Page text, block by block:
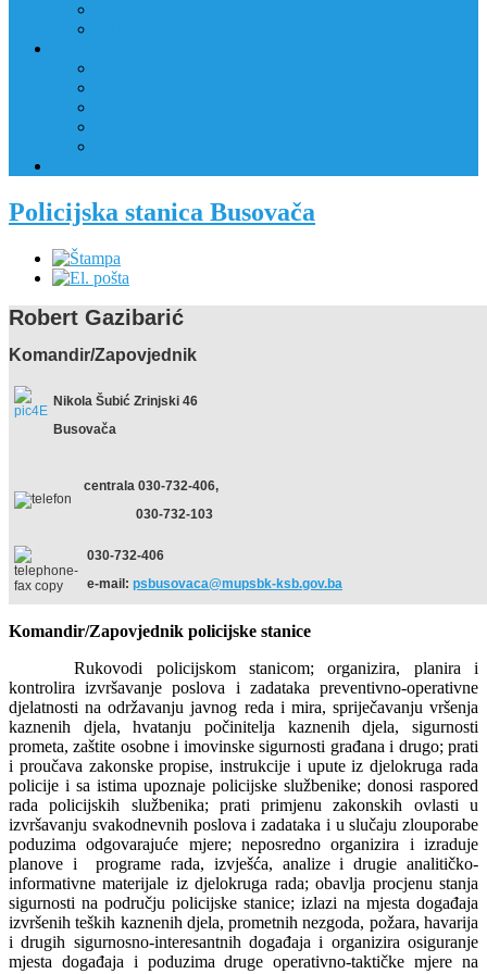
Policijska stanica Busovača
Robert Gazibarić
Komandir/Zapovjednik
Nikola Šubić Zrinjski 46
Busovača
centrala 030-732-406,
030-732-103
030-732-406
e-mail: psbusovaca@mupsbk-ksb.gov.ba
Komandir/Zapovjednik policijske stanice
Rukovodi policijskom stanicom; organizira, planira i
kontrolira izvršavanje poslova i zadataka preventivno-operativne
djelatnosti na održavanju javnog reda i mira, spriječavanju vršenja
kaznenih djela, hvatanju počinitelja kaznenih djela, sigurnosti
prometa, zaštite osobne i imovinske sigurnosti građana i drugo; prati
i proučava zakonske propise, instrukcije i upute iz djelokruga rada
policije i sa istima upoznaje policijske službenike; donosi raspored
rada policijskih službenika; prati primjenu zakonskih ovlasti u
izvršavanju svakodnevnih poslova i zadataka i u slučaju zlouporabe
poduzima odgovarajuće mjere; neposredno organizira i izraduje
planove i programe rada, izvješća, analize i drugie analitičko-
informativne materijale iz djelokruga rada; obavlja procjenu stanja
sigurnosti na području policijske stanice; izlazi na mjesta događaja
izvršenih teških kaznenih djela, prometnih nezgoda, požara, havarija
i drugih sigurnosno-interesantnih događaja i organizira osiguranje
mjesta događaja i poduzima druge operativno-taktičke mjere na